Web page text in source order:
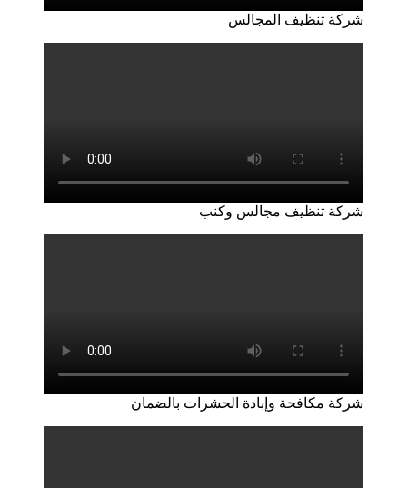
شركة تنظيف المجالس
شركة تنظيف مجالس وكنب
شركة مكافحة وإبادة الحشرات بالضمان